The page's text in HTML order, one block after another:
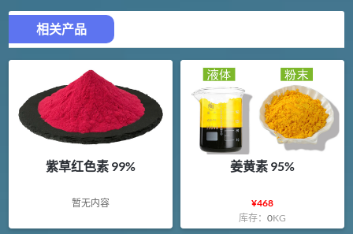
相关产品
紫草红色素 99%
暂无内容
姜黄素 95%
¥468
库存：0KG